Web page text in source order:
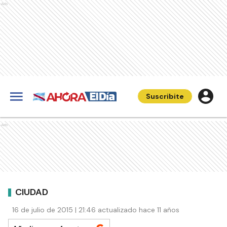
Ads
Suscribite
Ads
CIUDAD
16 de julio de 2015 | 21:46 actualizado hace 11 años